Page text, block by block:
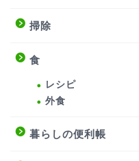
掃除
食
レシピ
外食
暮らしの便利帳